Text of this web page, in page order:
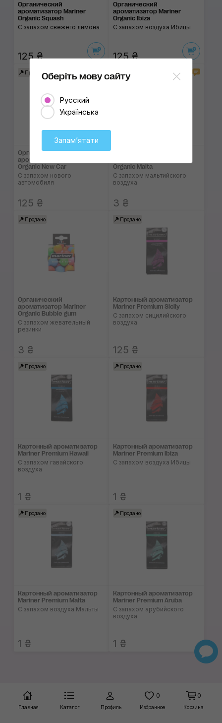
Органический
ароматизатор Mariner
Organic Squash
С запахом свежего лимона
125 ₴
Органический
ароматизатор Mariner
Organic Ibiza
С запахом воздуха Ибицы
125 ₴
Продано
Органический
ароматизатор Mariner
Organic New Car
С запахом нового
автомобиля
125 ₴
Organic Malta
С запахом мальтийского
воздуха
3 ₴
Продано
Органический
ароматизатор Mariner
Organic Bubble gum
С запахом жевательный
резинки
3 ₴
Продано
Картонный ароматизатор
Mariner Premium Sicily
С запахом сицилийского
воздуха
125 ₴
Продано
Картонный ароматизатор
Mariner Premium Hawaii
С запахом гавайского
воздуха
1 ₴
Продано
Картонный ароматизатор
Mariner Premium Ibiza
С запахом воздуха Ибицы
1 ₴
Продано
Картонный ароматизатор
Mariner Premium Malta
С запахом воздуха Мальты
1 ₴
Продано
Картонный ароматизатор
Mariner Premium Aruba
С запахом арубийского
воздуха
1 ₴
Главная Каталог Профиль
0
Избранное
0
Корзина
Оберіть мову сайту
Русский
Українська
Запамʼятати